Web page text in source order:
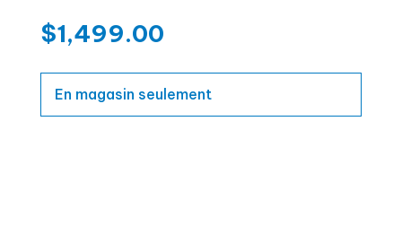
$1,499.00
En magasin seulement